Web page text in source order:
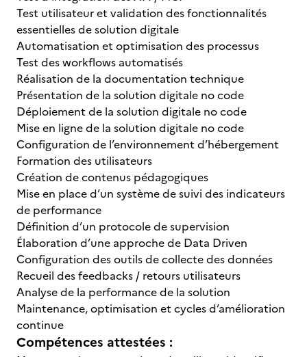
Test utilisateur et validation des fonctionnalités
essentielles de solution digitale
Automatisation et optimisation des processus
Test des workflows automatisés
Réalisation de la documentation technique
Présentation de la solution digitale no code
Déploiement de la solution digitale no code
Mise en ligne de la solution digitale no code
Configuration de l’environnement d’hébergement
Formation des utilisateurs
Création de contenus pédagogiques
Mise en place d’un système de suivi des indicateurs
de performance
Définition d’un protocole de supervision
Élaboration d’une approche de Data Driven
Configuration des outils de collecte des données
Recueil des feedbacks / retours utilisateurs
Analyse de la performance de la solution
Maintenance, optimisation et cycles d’amélioration
continue
Compétences attestées :